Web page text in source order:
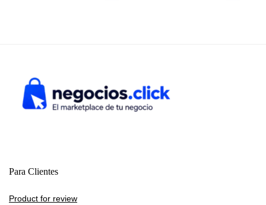
Para Clientes
Product for review